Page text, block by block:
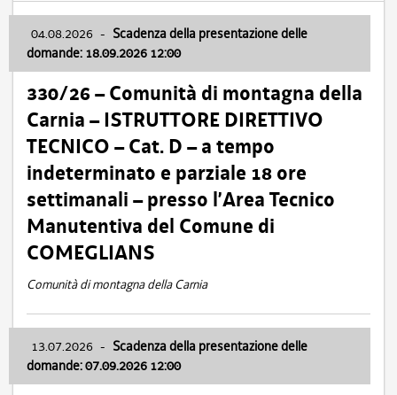
04.08.2026 - Scadenza della presentazione delle
domande: 18.09.2026 12:00
330/26 – Comunità di montagna della
Carnia – ISTRUTTORE DIRETTIVO
TECNICO – Cat. D – a tempo
indeterminato e parziale 18 ore
settimanali – presso l’Area Tecnico
Manutentiva del Comune di
COMEGLIANS
Comunità di montagna della Carnia
13.07.2026 - Scadenza della presentazione delle
domande: 07.09.2026 12:00